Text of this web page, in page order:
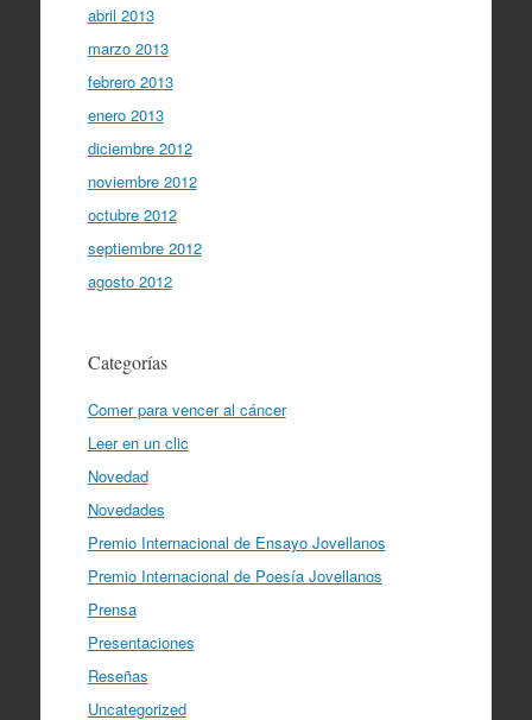
abril 2013
marzo 2013
febrero 2013
enero 2013
diciembre 2012
noviembre 2012
octubre 2012
septiembre 2012
agosto 2012
Categorías
Comer para vencer al cáncer
Leer en un clic
Novedad
Novedades
Premio Internacional de Ensayo Jovellanos
Premio Internacional de Poesía Jovellanos
Prensa
Presentaciones
Reseñas
Uncategorized